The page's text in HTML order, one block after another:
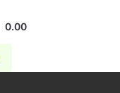
0.00